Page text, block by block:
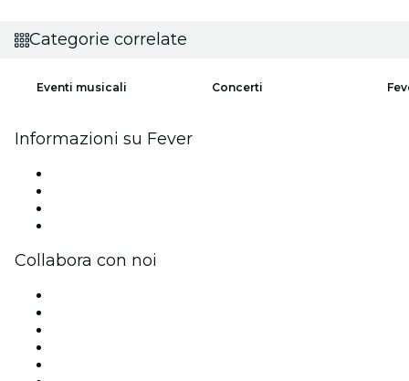
Categorie correlate
Eventi musicali Concerti
Informazioni su Fever
Collabora con noi